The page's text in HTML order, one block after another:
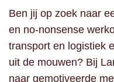
Ben jij op zoek naar
en no-nonsense
transport en logistiek
uit de mouwen? Bij
naar gemotiveerde